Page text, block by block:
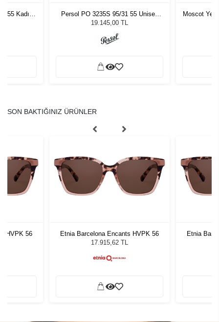
55 Kadın
Persol PO 3235S 95/31 55 Unisex
Güneş Gözlüğü
19.145,00 TL
Moscot
SON BAKTIĞINIZ ÜRÜNLER
HVPK 56
Etnia Barcelona Encants HVPK 56
17.915,62 TL
Etnia